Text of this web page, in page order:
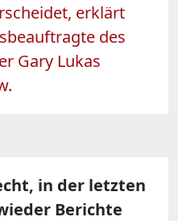
erklärt
des
Gary Lukas
in der letzten
Berichte